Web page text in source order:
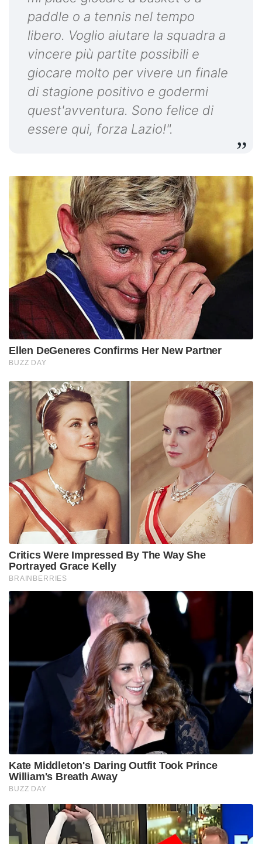
paddle o a tennis nel tempo
libero. Voglio aiutare la squadra a
vincere più partite possibili e
giocare molto per vivere un finale
di stagione positivo e godermi
quest'avventura. Sono felice di
essere qui, forza Lazio!".